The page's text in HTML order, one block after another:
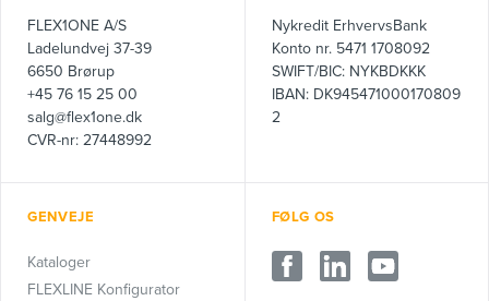
FLEX1ONE A/S
Ladelundvej 37-39
6650 Brørup
+45 76 15 25 00
salg@flex1one.dk
CVR-nr: 27448992
Nykredit ErhvervsBank
Konto nr. 5471 1708092
SWIFT/BIC: NYKBDKKK
IBAN: DK945471000170809
2
GENVEJE
Kataloger
FLEXLINE Konfigurator
FØLG OS